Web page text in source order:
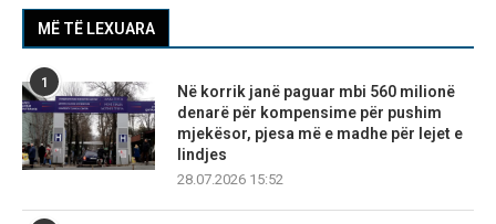
MË TË LEXUARA
1
Në korrik janë paguar mbi 560 milionë
denarë për kompensime për pushim
mjekësor, pjesa më e madhe për lejet e
lindjes
28.07.2026 15:52